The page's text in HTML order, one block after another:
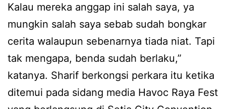
Kalau mereka anggap ini salah saya, ya
mungkin salah saya sebab sudah bongkar
cerita walaupun sebenarnya tiada niat. Tapi
tak mengapa, benda sudah berlaku,”
katanya. Sharif berkongsi perkara itu ketika
ditemui pada sidang media Havoc Raya Fest